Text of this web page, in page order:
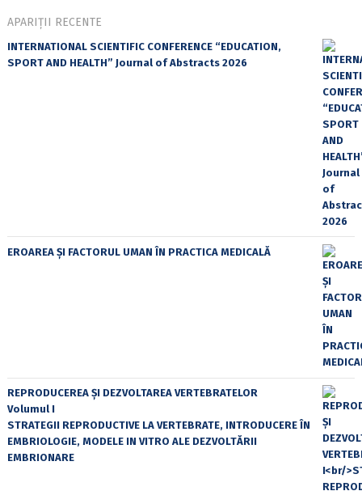
APARIȚII RECENTE
INTERNATIONAL SCIENTIFIC CONFERENCE “EDUCATION,
SPORT AND HEALTH” Journal of Abstracts 2026
EROAREA ȘI FACTORUL UMAN ÎN PRACTICA MEDICALĂ
REPRODUCEREA ȘI DEZVOLTAREA VERTEBRATELOR
Volumul I
STRATEGII REPRODUCTIVE LA VERTEBRATE, INTRODUCERE ÎN
EMBRIOLOGIE, MODELE IN VITRO ALE DEZVOLTĂRII
EMBRIONARE